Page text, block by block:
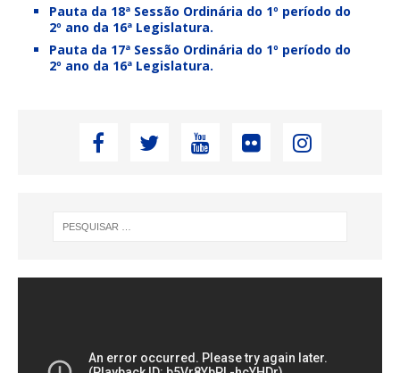
Pauta da 18ª Sessão Ordinária do 1º período do
2º ano da 16ª Legislatura.
Pauta da 17ª Sessão Ordinária do 1º período do
2º ano da 16ª Legislatura.